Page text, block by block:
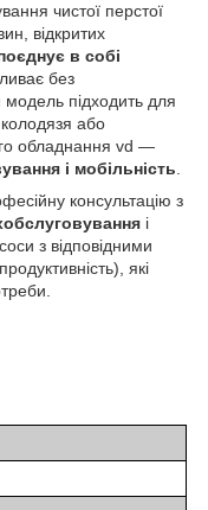
чистої перстої
відкритих
в собі
без
підходить для
або
обладнання vd —
і мобільність.
консультацію з
і
з відповідними
які